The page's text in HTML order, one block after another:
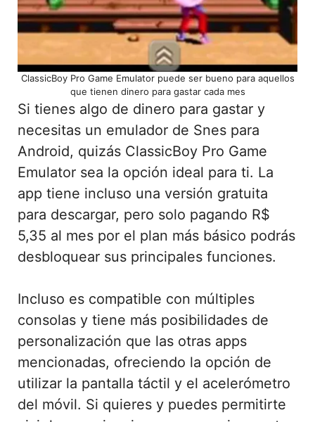
ClassicBoy Pro Game Emulator puede ser bueno para aquellos
que tienen dinero para gastar cada mes
Si tienes algo de dinero para gastar y
necesitas un emulador de Snes para
Android, quizás ClassicBoy Pro Game
Emulator sea la opción ideal para ti. La
app tiene incluso una versión gratuita
para descargar, pero solo pagando R$
5,35 al mes por el plan más básico podrás
desbloquear sus principales funciones.
Incluso es compatible con múltiples
consolas y tiene más posibilidades de
personalización que las otras apps
mencionadas, ofreciendo la opción de
utilizar la pantalla táctil y el acelerómetro
del móvil. Si quieres y puedes permitirte